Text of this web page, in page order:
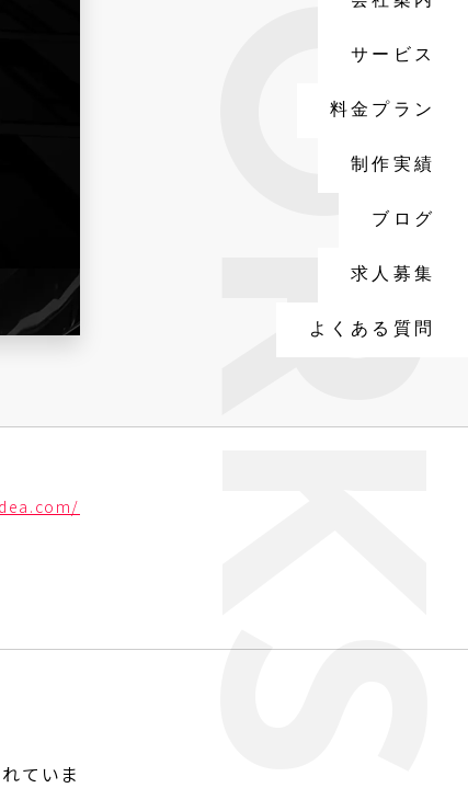
サービス
料金プラン
制作実績
ブログ
求人募集
よくある質問
WORKS
ていま